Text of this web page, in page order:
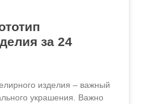
за 24
изделия – важный
украшения. Важно